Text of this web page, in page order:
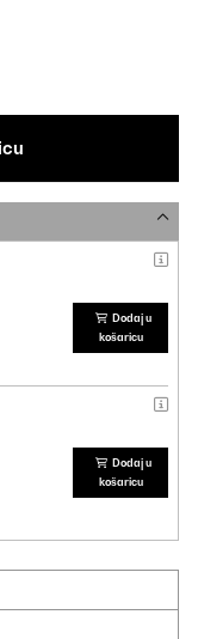
Dodaj u
košaricu
Dodaj u
košaricu